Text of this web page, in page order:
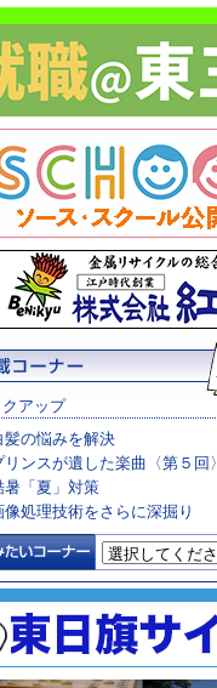
アップ
髪の悩みを解決
リンスが遺した楽曲〈第５回〉
暑「夏」対策
像処理技術をさらに深掘り